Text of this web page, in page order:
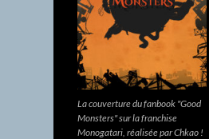
La couverture du fanbook "Good
Monsters" sur la franchise
Monogatari, réalisée par Chkao !